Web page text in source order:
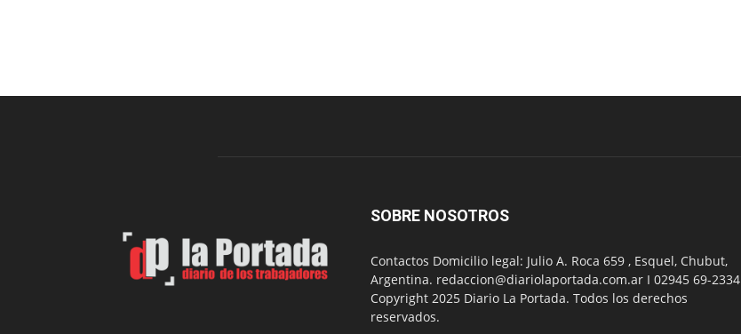
SOBRE NOSOTROS
Contactos Domicilio legal: Julio A. Roca 659 , Esquel, Chubut,
Argentina. redaccion@diariolaportada.com.ar I 02945 69-2334
Copyright 2025 Diario La Portada. Todos los derechos
reservados.